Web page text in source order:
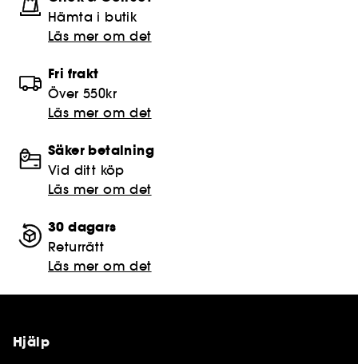
Hämta i butik​
Läs mer om det
Fri frakt
Över 550kr
Läs mer om det
Säker betalning
Vid ditt köp
Läs mer om det
30 dagars
Returrätt
Läs mer om det
Hjälp